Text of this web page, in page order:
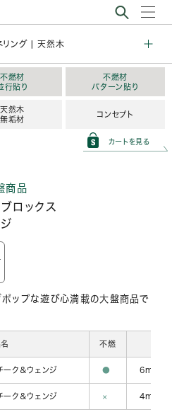
リング | 天然木
不燃材
行貼り
不燃材
パターン貼り
天然木
無垢材
コンセプト
カートを見る
商品
ロックス
ップな遊び心満載の大盤商品で
不燃
ーク＆ウェンジ ● 6mm
ーク＆ウェンジ × 4mm、